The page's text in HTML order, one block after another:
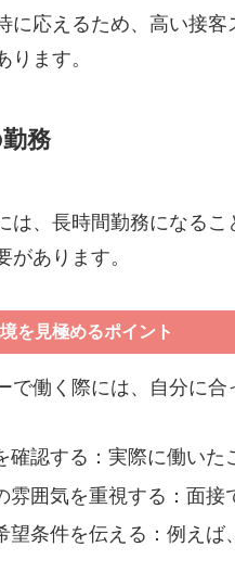
に応えるため、高い接
ります。
務
は、長時間勤務になる
があります。
を見極めるポイント
で働く際には、自分に
確認する：実際に働いた
雰囲気を重視する：面接
望条件を伝える：例えば